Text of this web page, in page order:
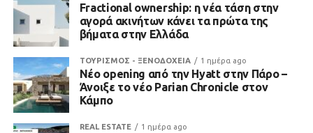
Fractional ownership: η νέα τάση στην
αγορά ακινήτων κάνει τα πρώτα της
βήματα στην Ελλάδα
ΤΟΥΡΙΣΜΟΣ - ΞΕΝΟΔΟΧΕΙΑ 1 ημέρα ago
Νέο opening από την Hyatt στην Πάρο –
Άνοιξε το νέο Parian Chronicle στον
Κάμπο
REAL ESTATE 1 ημέρα ago